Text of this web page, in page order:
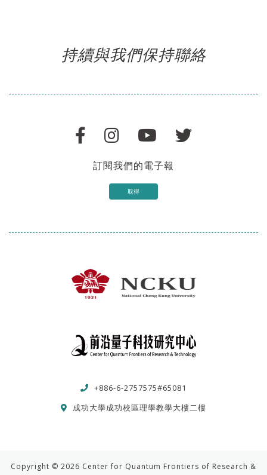
持續與我們保持聯絡
訂閱我們的電子報
取得
+886-6-2757575#65081
成功大學成功校區理學教學大樓二樓
Copyright © 2026 Center for Quantum Frontiers of Research &